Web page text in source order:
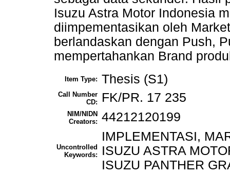
Isuzu Astra Motor Indonesia
diimpementasikan oleh
berlandaskan dengan Push,
mempertahankan Brand
Item Type: Thesis (S1)
Call Number
CD:
FK/PR. 17 235
NIM/NIDN
Creators: 44212120199
Uncontrolled
Keywords:
IMPLEMENTASI,
ISUZU ASTRA
ISUZU PANTHER